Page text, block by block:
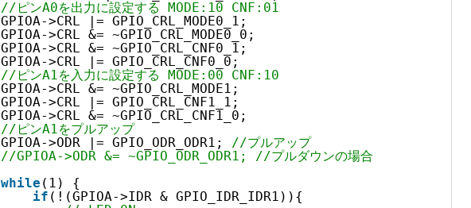
//ピンA0を出力に設定する MODE:10 CNF:01
GPIOA->CRL |= GPIO_CRL_MODE0_1;
GPIOA->CRL &= ~GPIO_CRL_MODE0_0;
GPIOA->CRL &= ~GPIO_CRL_CNF0_1;
GPIOA->CRL |= GPIO_CRL_CNF0_0;
//ピンA1を入力に設定する MODE:00 CNF:10
GPIOA->CRL &= ~GPIO_CRL_MODE1;
GPIOA->CRL |= GPIO_CRL_CNF1_1;
GPIOA->CRL &= ~GPIO_CRL_CNF1_0;
//ピンA1をプルアップ
GPIOA->ODR |= GPIO_ODR_ODR1; //プルアップ
//GPIOA->ODR &= ~GPIO_ODR_ODR1; //プルダウンの場合
while (1) {
if (!(GPIOA->IDR & GPIO_IDR_IDR1)){